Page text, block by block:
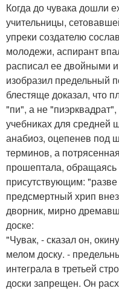
Когда до чувака дошли
учительницы,
упреки создателю
молодежи, аспирант
расписал ее двойными
изобразил предельный
блестяще доказал, что
"пи", а не
учебниках для средней
анабиоз, оцепенев под
терминов, а
прошептала, обращаясь
присутствующим:
предсмертный хрип
дворник, мирно
доске:
"Чувак, - сказал он,
мелом доску. -
интеграла в третьей
доски запрещен. Он